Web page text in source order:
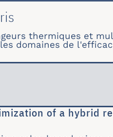
thermiques et
domaines de
of a hybrid